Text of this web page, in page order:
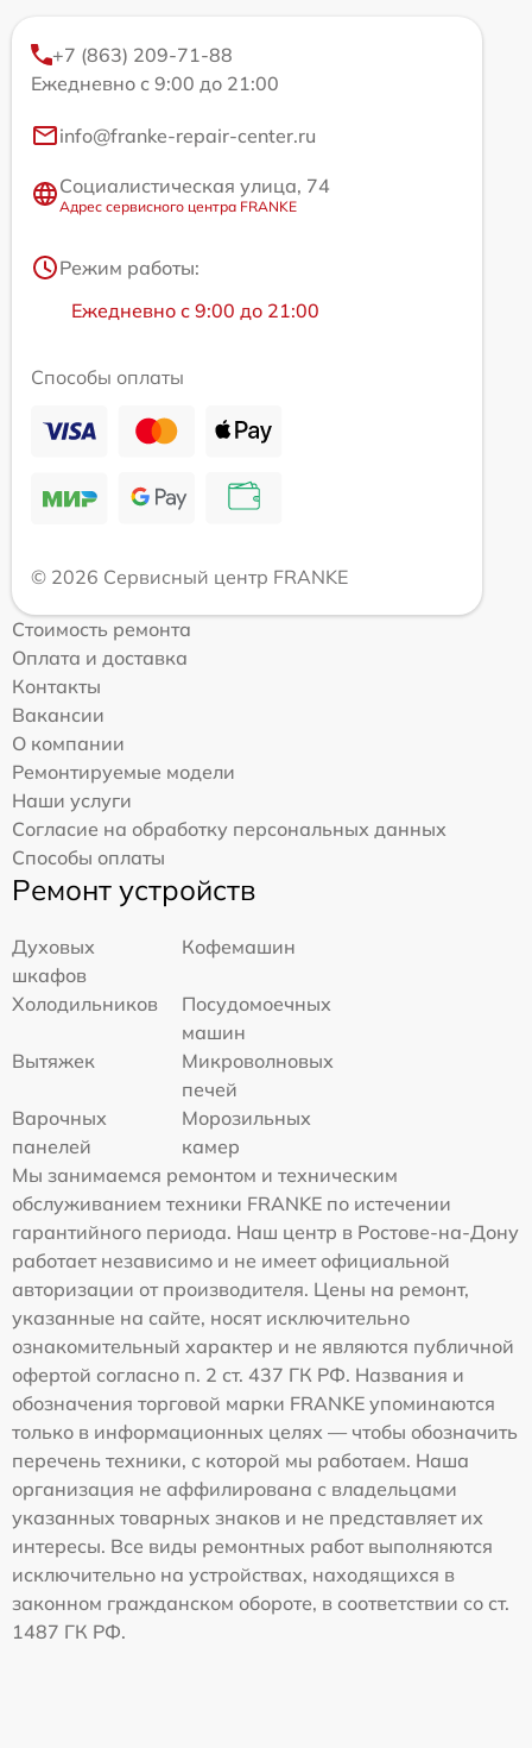
+7 (863) 209-71-88
Ежедневно с 9:00 до 21:00
info@franke-repair-center.ru
Социалистическая улица, 74
Адрес сервисного центра FRANKE
Режим работы:
Ежедневно с 9:00 до 21:00
Способы оплаты
© 2026 Сервисный центр FRANKE
Стоимость ремонта
Оплата и доставка
Контакты
Вакансии
О компании
Ремонтируемые модели
Наши услуги
Согласие на обработку персональных данных
Способы оплаты
Ремонт устройств
Духовых
шкафов
Кофемашин
Холодильников
Посудомоечных
машин
Вытяжек
Микроволновых
печей
Варочных
панелей
Морозильных
камер
Мы занимаемся ремонтом и техническим
обслуживанием техники FRANKE по истечении
гарантийного периода. Наш центр в Ростове-на-Дону
работает независимо и не имеет официальной
авторизации от производителя. Цены на ремонт,
указанные на сайте, носят исключительно
ознакомительный характер и не являются публичной
офертой согласно п. 2 ст. 437 ГК РФ. Названия и
обозначения торговой марки FRANKE упоминаются
только в информационных целях — чтобы обозначить
перечень техники, с которой мы работаем. Наша
организация не аффилирована с владельцами
указанных товарных знаков и не представляет их
интересы. Все виды ремонтных работ выполняются
исключительно на устройствах, находящихся в
законном гражданском обороте, в соответствии со ст.
1487 ГК РФ.